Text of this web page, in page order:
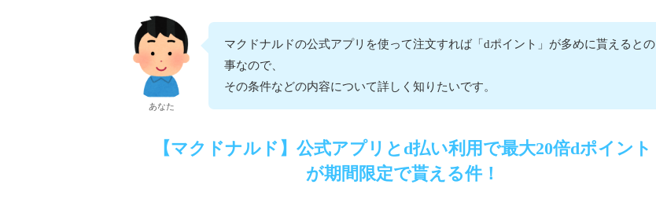
あなた
マクドナルドの公式アプリを使って注文すれば「dポイント」が多めに貰えるとの
事なので、
その条件などの内容について詳しく知りたいです。
【マクドナルド】公式アプリとd払い利用で最大20倍dポイント
が期間限定で貰える件！